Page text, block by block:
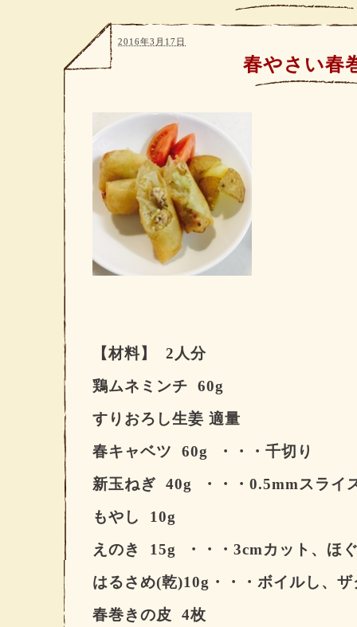
春やさい春
2016年3月17日
【材料】 2 人分
鶏ムネミンチ
60g
すりおろし生姜 適量
春キャベツ
60g
・・・千切り
新玉ねぎ
40g ・・・ 0.5mmスライ
もやし
10g
えのき
15g ・・・ 3cmカット、ほ
はるさめ(乾)10g ・・・ボイルし、
春巻きの皮
4枚